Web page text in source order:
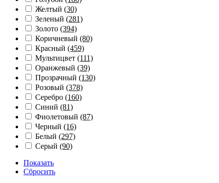
Желтый (30)
Зеленый (281)
Золото (394)
Коричневый (80)
Красный (459)
Мультицвет (111)
Оранжевый (39)
Прозрачный (130)
Розовый (378)
Серебро (160)
Синий (81)
Фиолетовый (87)
Черный (16)
Белый (297)
Серый (90)
Показать
Сбросить